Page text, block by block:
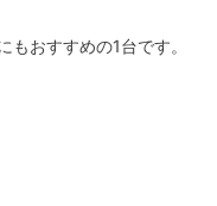
おすすめの1台です。